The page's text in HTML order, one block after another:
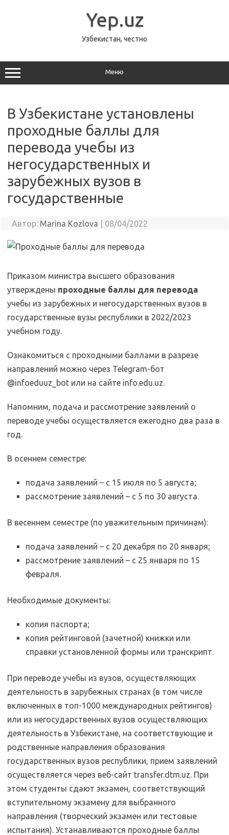
Yep.uz
Узбекистан, честно
Меню
В Узбекистане установлены
проходные баллы для
перевода учебы из
негосударственных и
зарубежных вузов в
государственные
Автор: Marina Kozlova 08/04/2022
Приказом министра высшего образования
утверждены проходные баллы для перевода
учебы из зарубежных и негосударственных вузов в
государственные вузы республики в 2022/2023
учебном году.
Ознакомиться с проходными баллами в разрезе
направлений можно через Telegram-бот
@infoeduuz_bot или на сайте info.edu.uz.
Напомним, подача и рассмотрение заявлений о
переводе учебы осуществляется ежегодно два раза в
год.
В осеннем семестре:
подача заявлений – с 15 июля по 5 августа;
рассмотрение заявлений – с 5 по 30 августа.
В весеннем семестре (по уважительным причинам):
подача заявлений – с 20 декабря по 20 января;
рассмотрение заявлений – с 25 января по 15
февраля.
Необходимые документы:
копия паспорта;
копия рейтинговой (зачетной) книжки или
справки установленной формы или транскрипт.
При переводе учебы из вузов, осуществляющих
деятельность в зарубежных странах (в том числе
включенных в топ-1000 международных рейтингов)
или из негосударственных вузов осуществляющих
деятельность в Узбекистане, на соответствующие и
родственные направления образования
государственных вузов республики, прием заявлений
осуществляется через веб-сайт transfer.dtm.uz. При
этом студенты сдают экзамен, соответствующий
вступительному экзамену для выбранного
направления (творческий экзамен или тестовые
испытания). Устанавливаются проходные баллы